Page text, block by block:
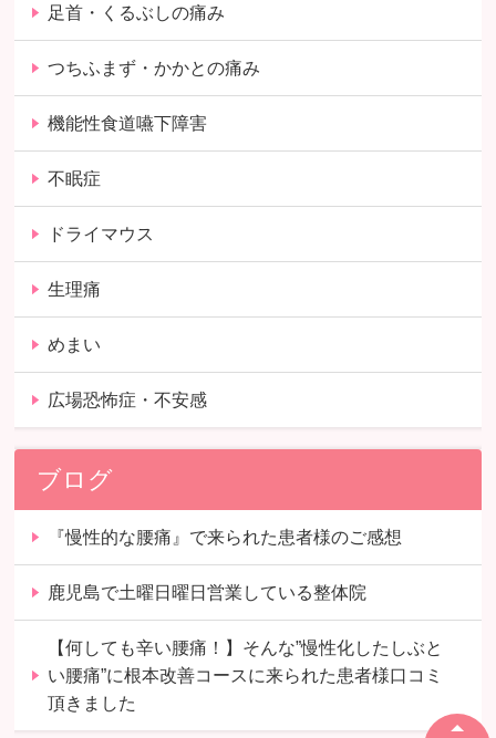
足首・くるぶしの痛み
つちふまず・かかとの痛み
機能性食道嚥下障害
不眠症
ドライマウス
生理痛
めまい
広場恐怖症・不安感
ブログ
『慢性的な腰痛』で来られた患者様のご感想
鹿児島で土曜日曜日営業している整体院
【何しても辛い腰痛！】そんな”慢性化したしぶと
い腰痛”に根本改善コースに来られた患者様口コミ
頂きました